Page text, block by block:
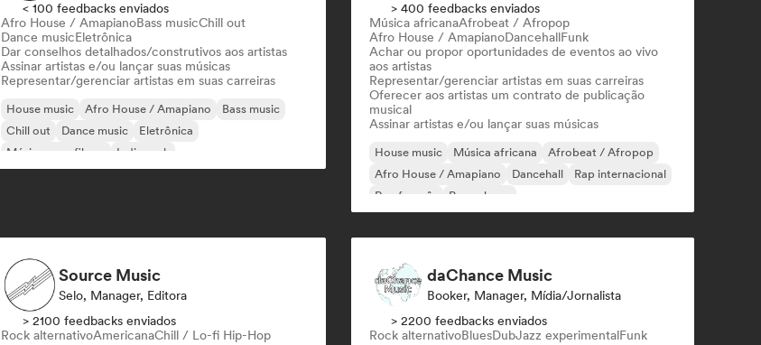
< 100 feedbacks enviados
Afro House / AmapianoBass musicChill out
Dance musicEletrônica
Dar conselhos detalhados/construtivos aos artistas
Assinar artistas e/ou lançar suas músicas
Representar/gerenciar artistas em suas carreiras
House music Afro House / Amapiano
Bass music
Chill out
Dance music
Eletrônica
Música para filmes
Indie rock
> 400 feedbacks enviados
Música africanaAfrobeat / Afropop
Afro House / AmapianoDancehallFunk
Achar ou propor oportunidades de eventos ao vivo
aos artistas
Representar/gerenciar artistas em suas carreiras
Oferecer aos artistas um contrato de publicação
musical
Assinar artistas e/ou lançar suas músicas
House music Música africana
Afrobeat / Afropop
Afro House / Amapiano
Dancehall
Rap internacional
Rap francês
Pop urbano
Source Music
Selo, Manager, Editora
> 2100 feedbacks enviados
Rock alternativoAmericanaChill / Lo-fi Hip-Hop
daChance Music
Booker, Manager, Mídia/Jornalista
> 2200 feedbacks enviados
Rock alternativoBluesDubJazz experimentalFunk